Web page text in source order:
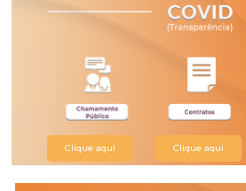
Clique aqui Clique aqui